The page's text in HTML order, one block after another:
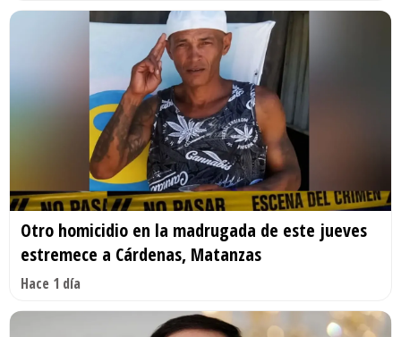
Otro homicidio en la madrugada de este jueves
estremece a Cárdenas, Matanzas
Hace 1 día